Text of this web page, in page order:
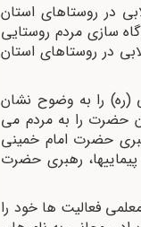
در روستاهای استان
سازی مردم روستایی
در روستاهای استان
(ره) را به وضوح نشان
حضرت را به مردم می
حضرت امام خمینی
رهبری حضرت
فعالیت ها خود را